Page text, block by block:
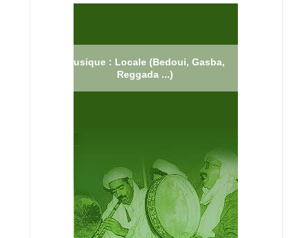
Musique : Locale (Bedoui, Gasba,
Reggada ...)